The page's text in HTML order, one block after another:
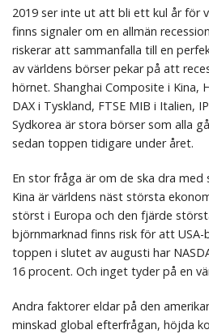
2019 ser inte ut att bli ett kul år för
finns signaler om en allmän
riskerar att sammanfalla till en
av världens börser pekar på att
hörnet. Shanghai Composite i Kina,
DAX i Tyskland, FTSE MIB i Italien,
Sydkorea är stora börser som alla
sedan toppen tidigare under året.
En stor fråga är om de ska dra med
Kina är världens näst största
störst i Europa och den fjärde
björnmarknad finns risk för att USA-
toppen i slutet av augusti har
16 procent. Och inget tyder på en
Andra faktorer eldar på den
minskad global efterfrågan, höjda